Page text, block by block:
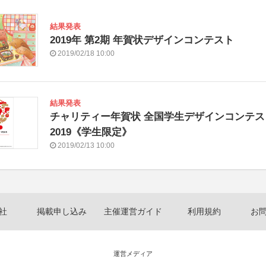
結果発表
2019年 第2期 年賀状デザインコンテスト
2019/02/18 10:00
結果発表
チャリティー年賀状 全国学生デザインコンテス
2019《学生限定》
2019/02/13 10:00
掲載申し込み 主催運営ガイド 利用規約 お
運営メディア